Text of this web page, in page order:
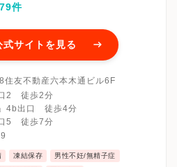
件
式サイトを見る
友不動産六本木通ビル6F
2 徒歩2分
4b出口 徒歩4分
5 徒歩7分
凍結保存 男性不妊/無精子症